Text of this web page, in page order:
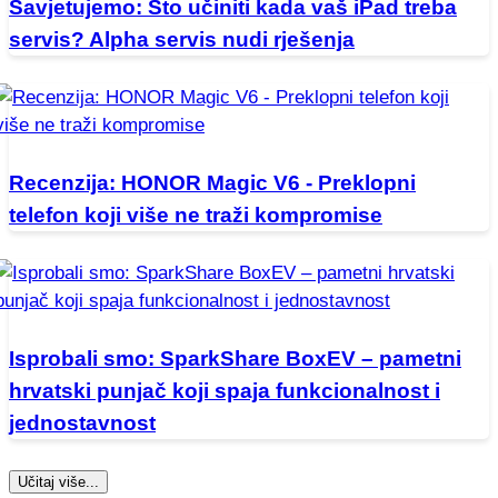
Savjetujemo: Što učiniti kada vaš iPad treba
servis? Alpha servis nudi rješenja
Recenzija: HONOR Magic V6 - Preklopni
telefon koji više ne traži kompromise
Isprobali smo: SparkShare BoxEV – pametni
hrvatski punjač koji spaja funkcionalnost i
jednostavnost
Učitaj više...